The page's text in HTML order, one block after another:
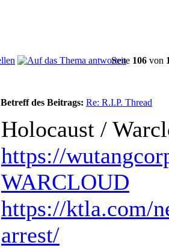
Seite 106 von
Betreff des Beitrags: Re: R.I.P. Thread
Holocaust /
https://
WARCLOUD
https://ktla.com/
arrest/